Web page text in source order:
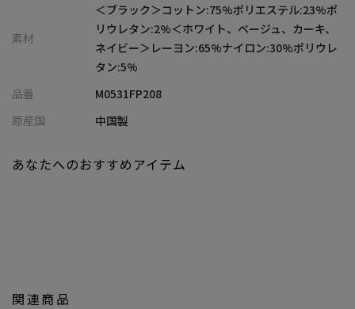
新色のホワイト、ベージュ、カーキはN/R（ナイロン/レーヨン）
ツイルストレッチ生地を使用しており、よりなめらかな生地感を
【画像に関するご注意】
※画像はサンプルです。仕様が変更になることがありますのであ
境、設定により実際のカラーと画像の色味が違って見える場合が
素材
＜ブラック＞コットン:75%ポリエステル:23%ポ
リウレタン:2%＜ホワイト、ベージュ、カーキ、
ネイビー＞レーヨン:65%ナイロン:30%ポリウレ
タン:5%
品番
M0531FP208
原産国
中国製
関連商品
あなたへのおすすめアイテム